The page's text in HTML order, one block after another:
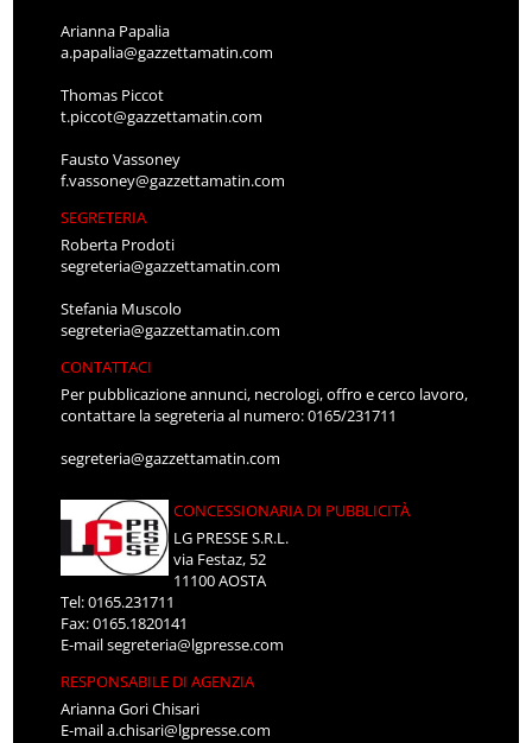
Arianna Papalia
a.papalia@gazzettamatin.com
Thomas Piccot
t.piccot@gazzettamatin.com
Fausto Vassoney
f.vassoney@gazzettamatin.com
SEGRETERIA
Roberta Prodoti
segreteria@gazzettamatin.com
Stefania Muscolo
segreteria@gazzettamatin.com
CONTATTACI
Per pubblicazione annunci, necrologi, offro e cerco lavoro,
contattare la segreteria al numero: 0165/231711
segreteria@gazzettamatin.com
CONCESSIONARIA DI PUBBLICITÀ
LG PRESSE S.R.L.
via Festaz, 52
11100 AOSTA
Tel: 0165.231711
Fax: 0165.1820141
E-mailsegreteria@lgpresse.com
RESPONSABILE DI AGENZIA
Arianna Gori Chisari
E-maila.chisari@lgpresse.com